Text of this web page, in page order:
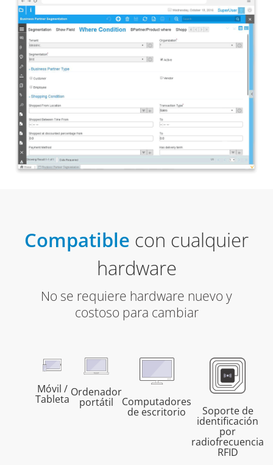
Compatible con cualquier
hardware
No se requiere hardware nuevo y
costoso para cambiar
Móvil /
Tableta
Ordenador
portátil Computadores
de escritorio Soporte de
identificación
por
radiofrecuencia
RFID